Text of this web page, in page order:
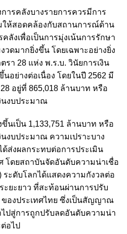
รคลังบางรายการควรมีการ
ให้สอดคล้องกับสถานการณ์ด้าน
ลังเพื่อเป็นการมุ่งเน้นการรักษา
วดมากยิ่งขึ้น โดยเฉพาะอย่างยิ่ง
า 28 แห่ง พ.ร.บ. วินัยการเงิน
อย่างต่อเนื่อง โดยในปี 2562 มี
อยู่ที่ 865,018 ล้านบาท หรือ
นงบประมาณ
นเป็น 1,133,751 ล้านบาท หรือ
นงบประมาณ ความเปราะบาง
ด้ส่งผลกระทบต่อการประเมิน
โดยสถาบันจัดอันดับความน่าเชื่อ
ระดับโลกได้แสดงความกังวลต่อ
ะยะยาว ที่สะท้อนผ่านการปรับ
องประเทศไทย ซึ่งเป็นสัญญาณ
ไปสู่การถูกปรับลดอันดับความน่า
อไป